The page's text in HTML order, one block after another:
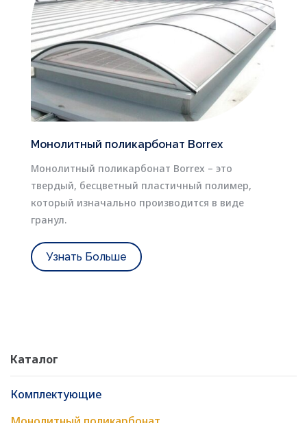
Монолитный поликарбонат Borrex
Монолитный поликарбонат Borrex – это
твердый, бесцветный пластичный полимер,
который изначально производится в виде
гранул.
Узнать Больше
Каталог
Комплектующие